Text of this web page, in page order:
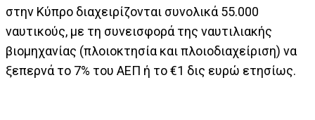
στην Κύπρο διαχειρίζονται συνολικά 55.000
ναυτικούς, με τη συνεισφορά της ναυτιλιακής
βιομηχανίας (πλοιοκτησία και πλοιοδιαχείριση) να
ξεπερνά το 7% του ΑΕΠ ή το €1 δις ευρώ ετησίως.